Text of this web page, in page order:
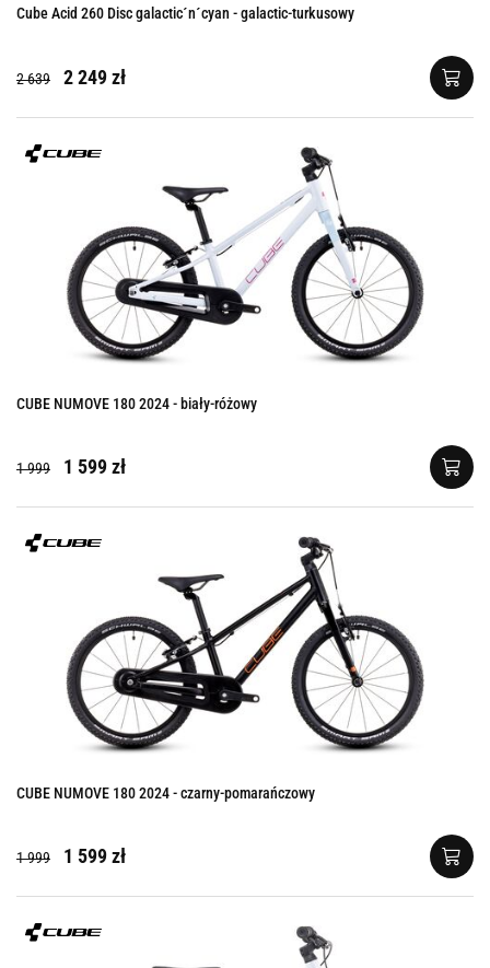
Cube Acid 260 Disc galactic´n´cyan - galactic-turkusowy
2 639 2 249 zł
CUBE NUMOVE 180 2024 - biały-różowy
1 999 1 599 zł
CUBE NUMOVE 180 2024 - czarny-pomarańczowy
1 999 1 599 zł